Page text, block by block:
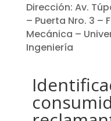
Dirección: Av.
– Puerta Nro. 3 –
Mecánica –
Ingeniería